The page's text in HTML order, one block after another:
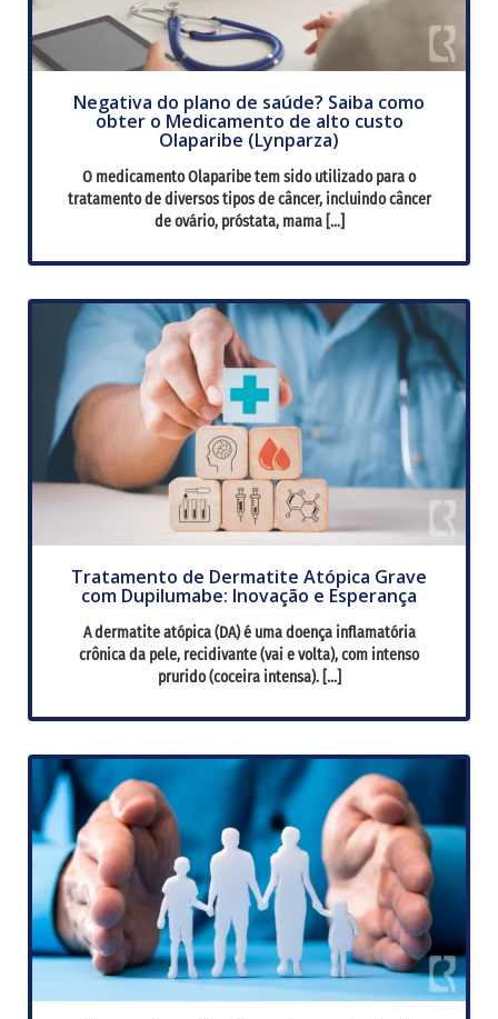
Negativa do plano de saúde? Saiba como
obter o Medicamento de alto custo
Olaparibe (Lynparza)
O medicamento Olaparibe tem sido utilizado para o
tratamento de diversos tipos de câncer, incluindo câncer
de ovário, próstata, mama […]
Tratamento de Dermatite Atópica Grave
com Dupilumabe: Inovação e Esperança
A dermatite atópica (DA) é uma doença inflamatória
crônica da pele, recidivante (vai e volta), com intenso
prurido (coceira intensa). […]